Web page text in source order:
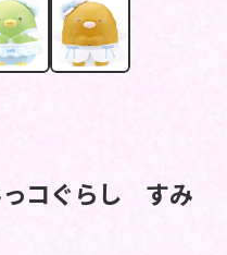
コぐらし すみ